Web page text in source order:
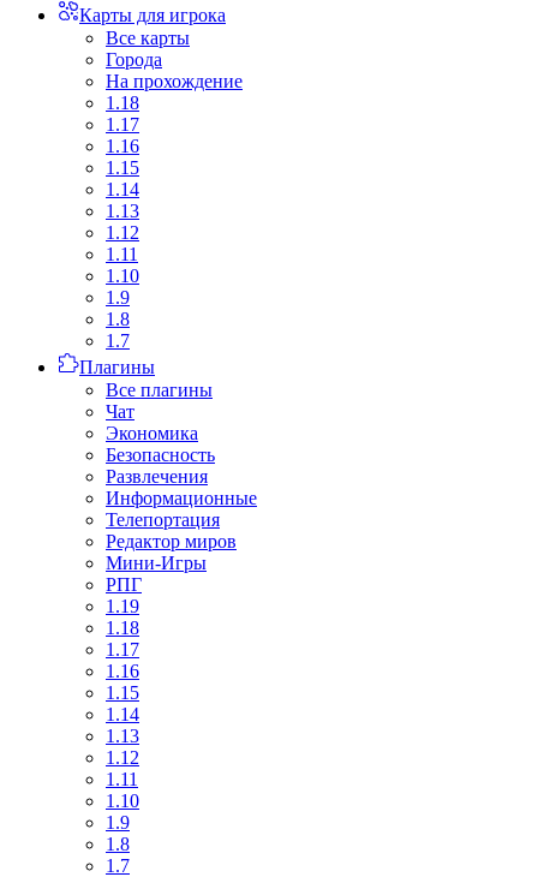
Карты для игрока
Все карты
Города
На прохождение
1.18
1.17
1.16
1.15
1.14
1.13
1.12
1.11
1.10
1.9
1.8
1.7
Плагины
Все плагины
Чат
Экономика
Безопасность
Развлечения
Информационные
Телепортация
Редактор миров
Мини-Игры
РПГ
1.19
1.18
1.17
1.16
1.15
1.14
1.13
1.12
1.11
1.10
1.9
1.8
1.7